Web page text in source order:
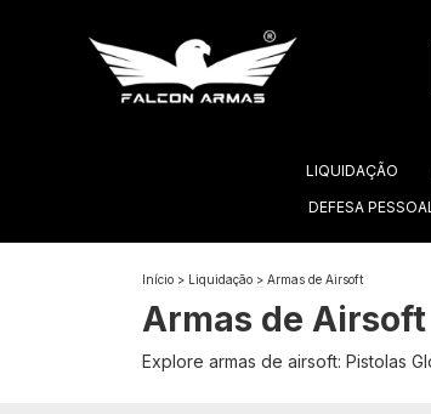
LIQUIDAÇÃO
DEFESA PESSOAL
Início > Liquidação > Armas de Airsoft
Armas de Airsoft
Explore armas de airsoft: Pistolas